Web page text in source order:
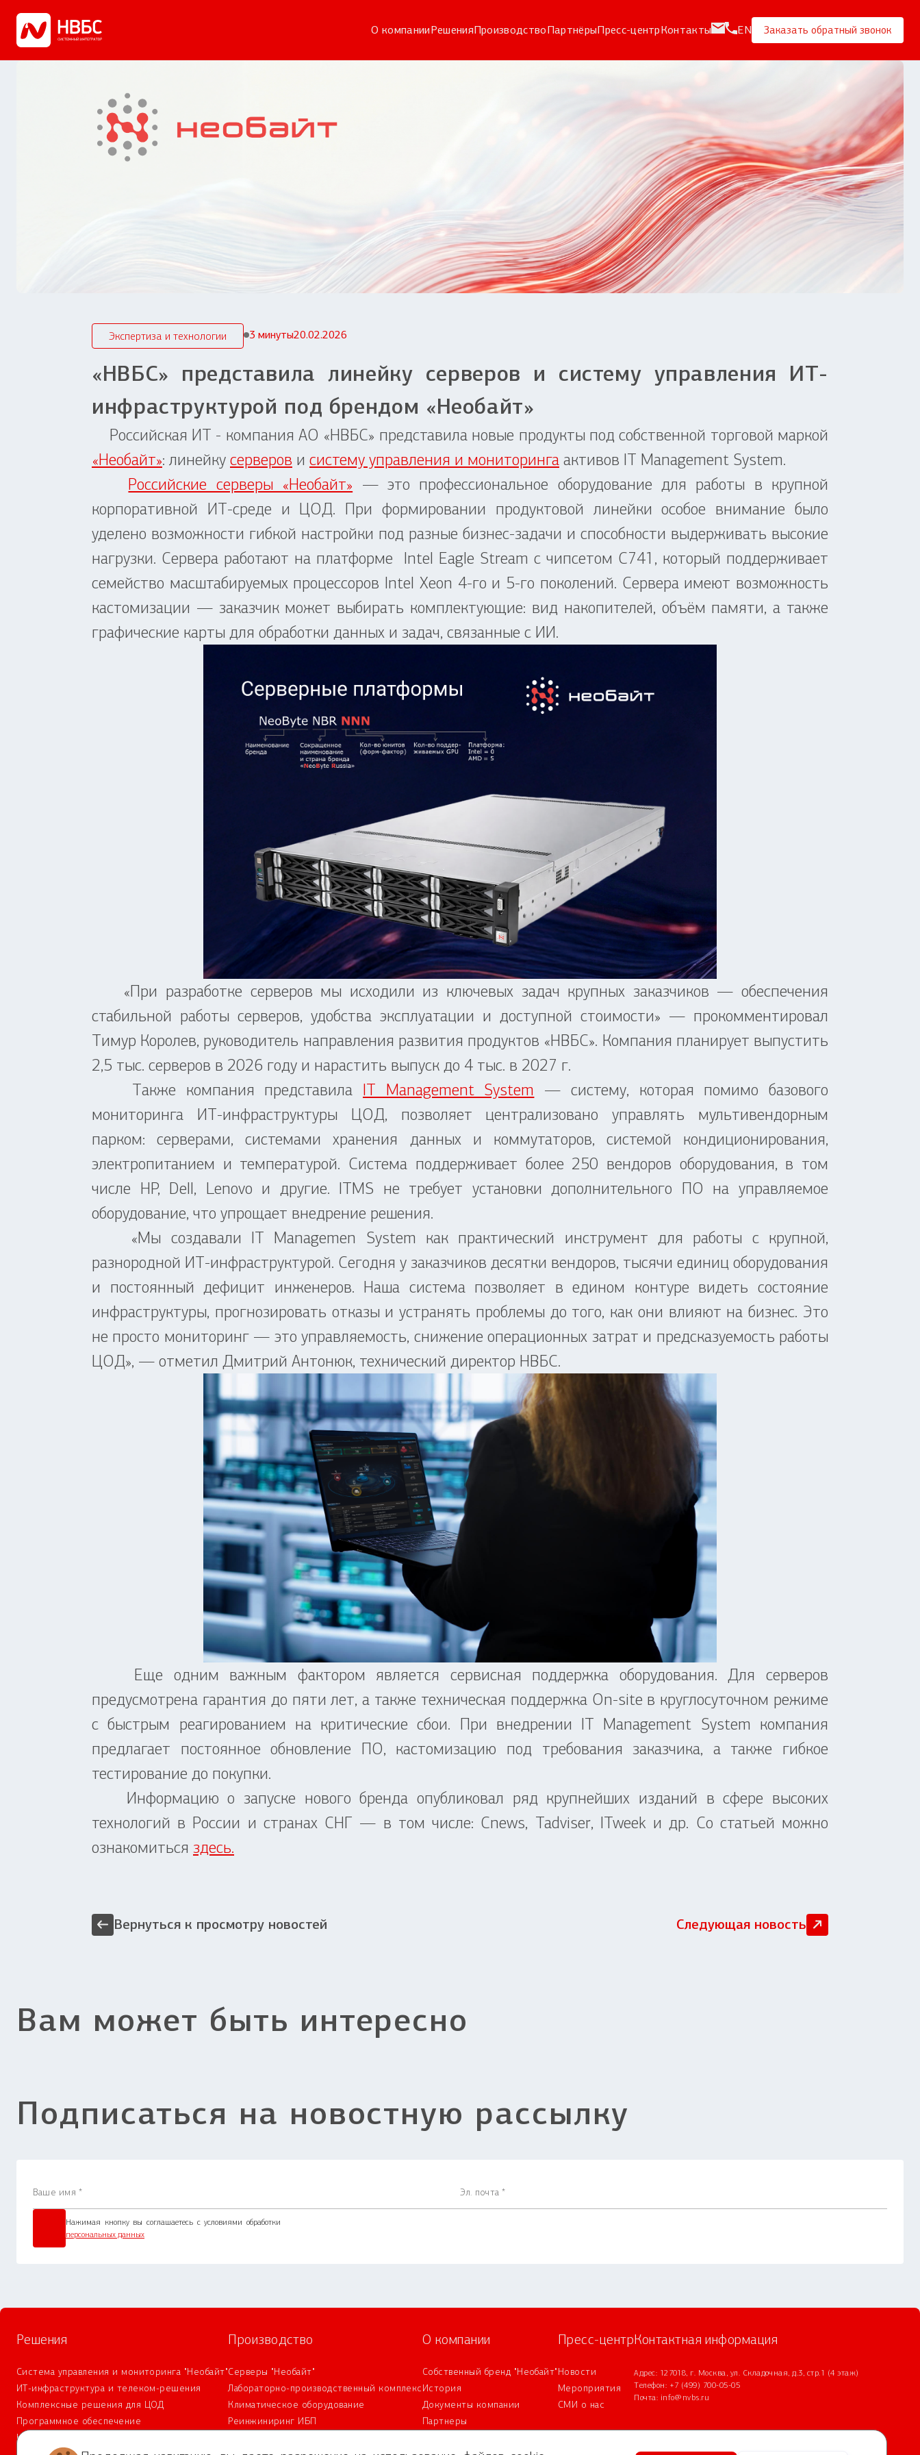
О компанииРешенияПроизводствоПартнёрыПресс-центрКонтакты EN Заказать обратный звонок
Экспертиза и технологии 3 минуты20.02.2026
«НВБС» представила линейку серверов и систему управления ИТ-
инфраструктурой под брендом «Необайт»
Российская ИТ - компания АО «НВБС» представила новые продукты под собственной торговой маркой
«Необайт»: линейку серверов и систему управления и мониторинга активов IT Management System.
Российские серверы «Необайт» — это профессиональное оборудование для работы в крупной
корпоративной ИТ-среде и ЦОД. При формировании продуктовой линейки особое внимание было
уделено возможности гибкой настройки под разные бизнес-задачи и способности выдерживать высокие
нагрузки. Сервера работают на платформе Intel Eagle Stream с чипсетом C741, который поддерживает
семейство масштабируемых процессоров Intel Xeon 4-го и 5-го поколений. Сервера имеют возможность
кастомизации — заказчик может выбирать комплектующие: вид накопителей, объём памяти, а также
графические карты для обработки данных и задач, связанные с ИИ.
«При разработке серверов мы исходили из ключевых задач крупных заказчиков — обеспечения
стабильной работы серверов, удобства эксплуатации и доступной стоимости» — прокомментировал
Тимур Королев, руководитель направления развития продуктов «НВБС». Компания планирует выпустить
2,5 тыс. серверов в 2026 году и нарастить выпуск до 4 тыс. в 2027 г.
Также компания представила IT Management System — систему, которая помимо базового
мониторинга ИТ-инфраструктуры ЦОД, позволяет централизовано управлять мультивендорным
парком: серверами, системами хранения данных и коммутаторов, системой кондиционирования,
электропитанием и температурой. Система поддерживает более 250 вендоров оборудования, в том
числе HP, Dell, Lenovo и другие. ITMS не требует установки дополнительного ПО на управляемое
оборудование, что упрощает внедрение решения.
«Мы создавали IT Managemen System как практический инструмент для работы с крупной,
разнородной ИТ-инфраструктурой. Сегодня у заказчиков десятки вендоров, тысячи единиц оборудования
и постоянный дефицит инженеров. Наша система позволяет в едином контуре видеть состояние
инфраструктуры, прогнозировать отказы и устранять проблемы до того, как они влияют на бизнес. Это
не просто мониторинг — это управляемость, снижение операционных затрат и предсказуемость работы
ЦОД», — отметил Дмитрий Антонюк, технический директор НВБС.
Еще одним важным фактором является сервисная поддержка оборудования. Для серверов
предусмотрена гарантия до пяти лет, а также техническая поддержка On-site в круглосуточном режиме
с быстрым реагированием на критические сбои. При внедрении IT Management System компания
предлагает постоянное обновление ПО, кастомизацию под требования заказчика, а также гибкое
тестирование до покупки.
Информацию о запуске нового бренда опубликовал ряд крупнейших изданий в сфере высоких
технологий в России и странах СНГ — в том числе: Cnews, Tadviser, ITweek и др. Со статьей можно
ознакомиться здесь.
Вернуться к просмотру новостей Следующая новость
Вам может быть интересно
Подписаться на новостную рассылку
Нажимая кнопку вы соглашаетесь с условиями обработки
персональных данных
Решения
Система управления и мониторинга "Необайт"
ИТ-инфраструктура и телеком-решения
Комплексные решения для ЦОД
Программное обеспечение
Комплексная безопасность
Производство
Серверы "Необайт"
Лабораторно-производственный комплекс
Климатическое оборудование
Реинжиниринг ИБП
О компании
Собственный бренд "Необайт"
История
Документы компании
Партнеры
Пресс-центр
Новости
Мероприятия
СМИ о нас
Контактная информация
Адрес: 127018, г. Москва, ул. Складочная, д.3, стр.1 (4 этаж)
Телефон: +7 (499) 700-05-05
Почта: info@nvbs.ru